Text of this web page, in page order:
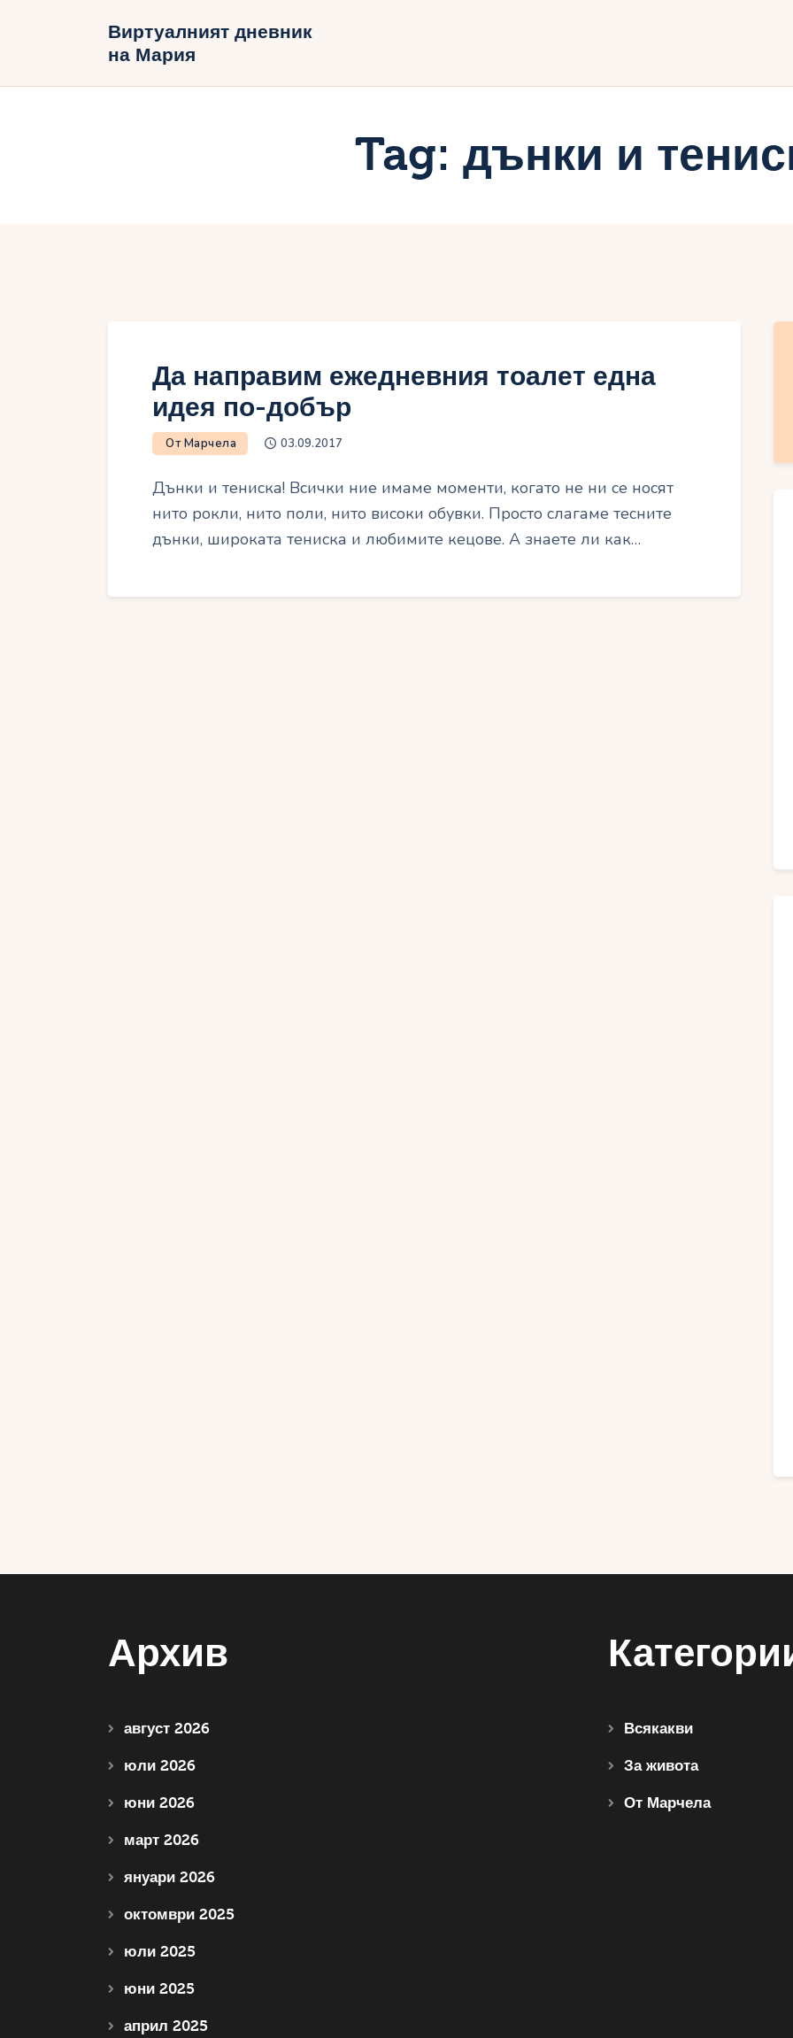
Виртуалният дневник
на Мария
Tag: дънки и
Виртуалният дневник на
Да направим ежедневния тоалет една
идея по-добър
От Марчела 03.09.2017
Дънки и тениска! Всички ние имаме моменти, когато не ни се носят
нито рокли, нито поли, нито високи обувки. Просто слагаме тесните
дънки, широката тениска и любимите кецове. А знаете ли как…
Архив
август 2026
юли 2026
юни 2026
март 2026
януари 2026
октомври 2025
юли 2025
юни 2025
април 2025
Всякакви
За живота
От Марчела